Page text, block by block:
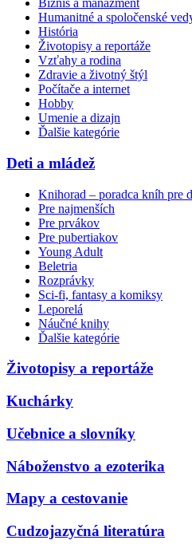
Biznis a manažment
Humanitné a spoločenské
História
Životopisy a reportáže
Vzťahy a rodina
Zdravie a životný štýl
Počítače a internet
Hobby
Umenie a dizajn
Ďalšie kategórie
Deti a mládež
Knihorad – poradca kníh pre
Pre najmenších
Pre prvákov
Pre pubertiakov
Young Adult
Beletria
Rozprávky
Sci-fi, fantasy a komiksy
Leporelá
Náučné knihy
Ďalšie kategórie
Životopisy a reportáže
Kuchárky
Učebnice a slovníky
Náboženstvo a ezoterika
Mapy a cestovanie
Cudzojazyčná literatúra